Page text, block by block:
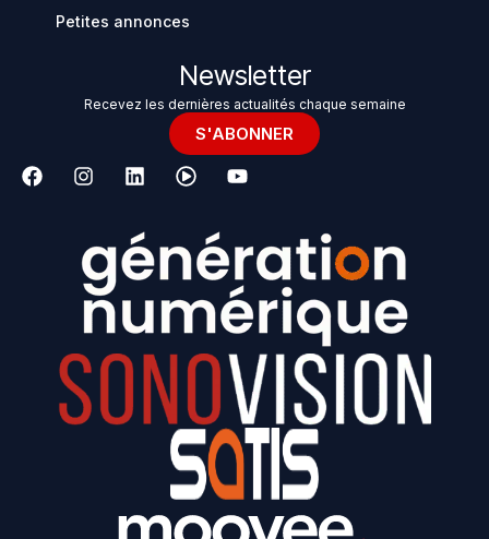
Petites annonces
Newsletter
Recevez les dernières actualités chaque semaine
S'ABONNER